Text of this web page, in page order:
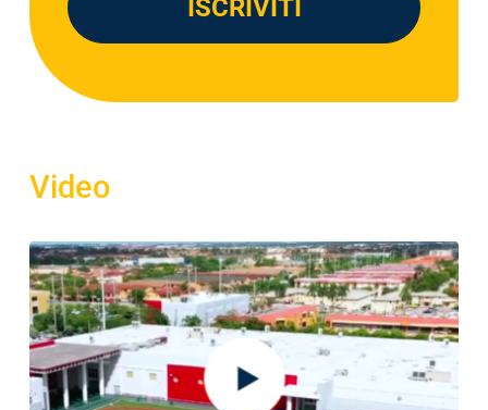
c
ISCRIVITI
Video